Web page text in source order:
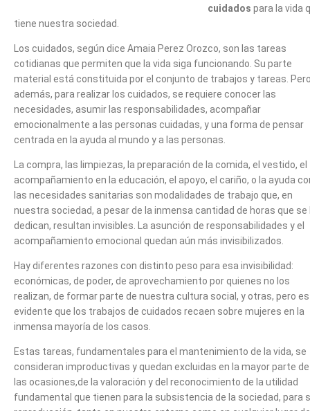
cuidados para la vida
tiene nuestra sociedad.
Los cuidados, según dice Amaia Perez Orozco, son las tareas
cotidianas que permiten que la vida siga funcionando. Su parte
material está constituida por el conjunto de trabajos y tareas.
además, para realizar los cuidados, se requiere conocer las
necesidades, asumir las responsabilidades, acompañar
emocionalmente a las personas cuidadas, y una forma de pensar
centrada en la ayuda al mundo y a las personas.
La compra, las limpiezas, la preparación de la comida, el vestido, el
acompañamiento en la educación, el apoyo, el cariño, o la ayuda
las necesidades sanitarias son modalidades de trabajo que, en
nuestra sociedad, a pesar de la inmensa cantidad de horas que se
dedican, resultan invisibles. La asunción de responsabilidades y el
acompañamiento emocional quedan aún más invisibilizados.
Hay diferentes razones con distinto peso para esa invisibilidad:
económicas, de poder, de aprovechamiento por quienes no los
realizan, de formar parte de nuestra cultura social, y otras, pero es
evidente que los trabajos de cuidados recaen sobre mujeres en la
inmensa mayoría de los casos.
Estas tareas, fundamentales para el mantenimiento de la vida, se
consideran improductivas y quedan excluidas en la mayor parte de
las ocasiones,de la valoración y del reconocimiento de la utilidad
fundamental que tienen para la subsistencia de la sociedad, para